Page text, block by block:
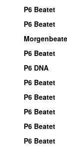
P6 Beatet
P6 Beatet
P6 Beatet
P6 DNA
P6 Beatet
P6 Beatet
P6 Beatet
P6 Beatet
P6 Beatet